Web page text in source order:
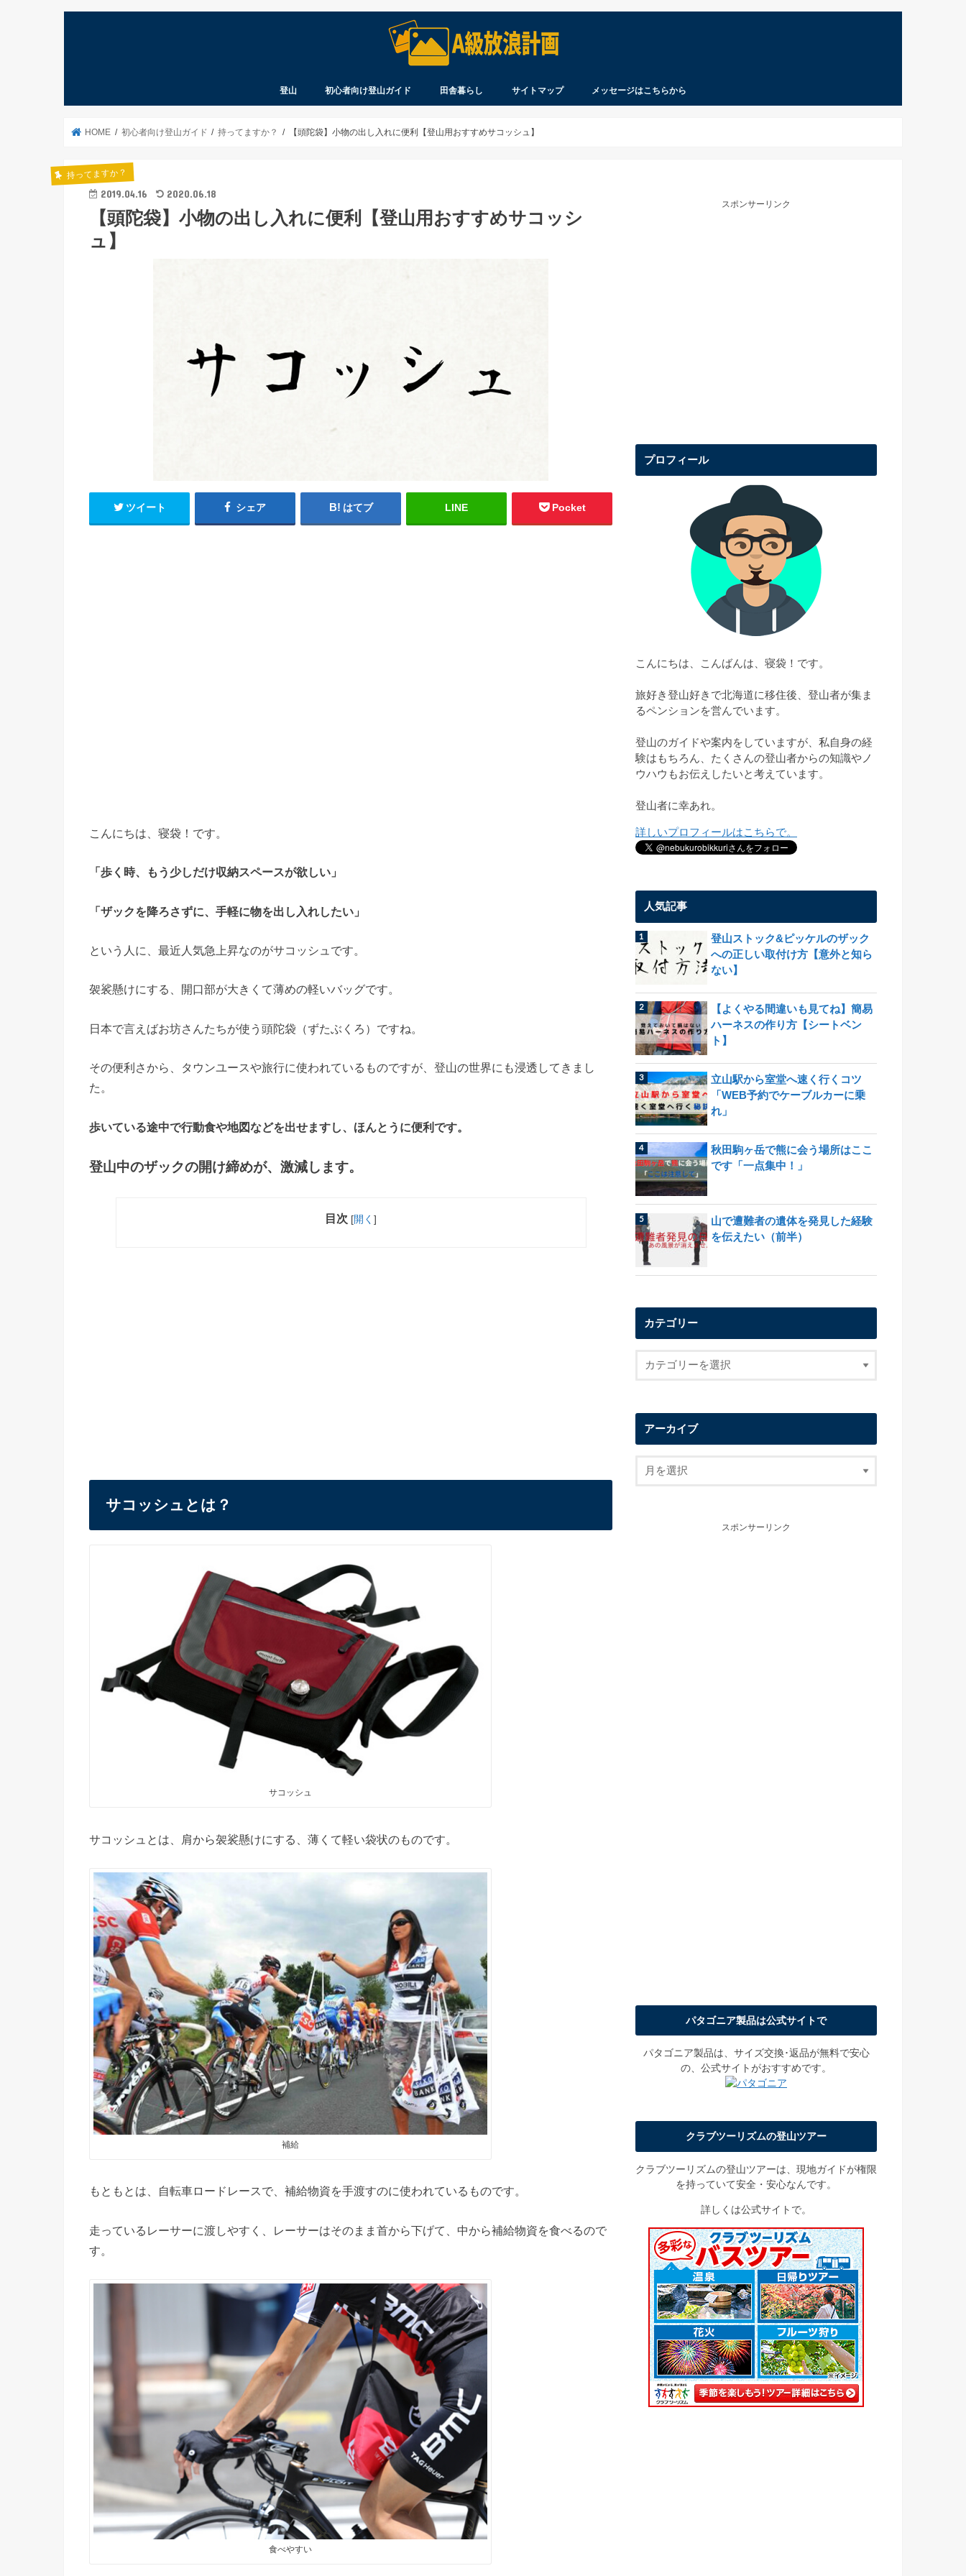
登山 初心者向け登山ガイド 田舎暮らし サイトマップ メッセージはこちらから
HOME 初心者向け登山ガイド 持ってますか？ 【頭陀袋】小物の出し入れに便利【登山用おすすめサコッシュ】
持ってますか？
2019.04.16 2020.06.18
【頭陀袋】小物の出し入れに便利【登山用おすすめサコッシ
ュ】
ツイート シェア はてブ LINE Pocket
こんにちは、寝袋！です。
「歩く時、もう少しだけ収納スペースが欲しい」
「ザックを降ろさずに、手軽に物を出し入れしたい」
という人に、最近人気急上昇なのがサコッシュです。
袈裟懸けにする、開口部が大きくて薄めの軽いバッグです。
日本で言えばお坊さんたちが使う頭陀袋（ずたぶくろ）ですね。
その便利さから、タウンユースや旅行に使われているものですが、登山の世界にも浸透してきまし
た。
歩いている途中で行動食や地図などを出せますし、ほんとうに便利です。
登山中のザックの開け締めが、激減します。
目次 [開く ]
サコッシュとは？
サコッシュ
サコッシュとは、肩から袈裟懸けにする、薄くて軽い袋状のものです。
補給
もともとは、自転車ロードレースで、補給物資を手渡すのに使われているものです。
走っているレーサーに渡しやすく、レーサーはそのまま首から下げて、中から補給物資を食べるので
す。
食べやすい
スポンサーリンク
プロフィール
こんにちは、こんばんは、寝袋！です。
旅好き登山好きで北海道に移住後、登山者が集ま
るペンションを営んでいます。
登山のガイドや案内をしていますが、私自身の経
験はもちろん、たくさんの登山者からの知識やノ
ウハウもお伝えしたいと考えています。
登山者に幸あれ。
詳しいプロフィールはこちらで。
人気記事
登山ストック&ピッケルのザック
への正しい取付け方【意外と知ら
ない】
【よくやる間違いも見てね】簡易
ハーネスの作り方【シートベン
ト】
立山駅から室堂へ速く行くコツ
「WEB予約でケーブルカーに乗
れ」
秋田駒ヶ岳で熊に会う場所はここ
です「一点集中！」
山で遭難者の遺体を発見した経験
を伝えたい（前半）
カテゴリー
アーカイブ
スポンサーリンク
パタゴニア製品は公式サイトで
パタゴニア製品は、サイズ交換･返品が無料で安心
の、公式サイトがおすすめです。
クラブツーリズムの登山ツアー
クラブツーリズムの登山ツアーは、現地ガイドが権限
を持っていて安全・安心なんです。
詳しくは公式サイトで。